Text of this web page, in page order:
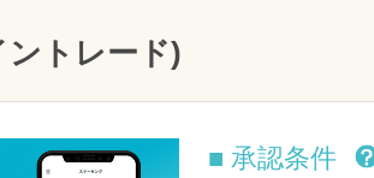
トレード)
■ 承認条件